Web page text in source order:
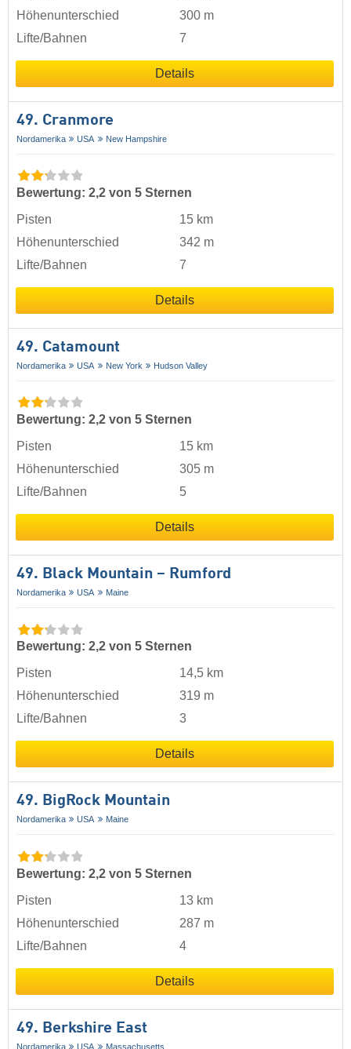
Höhenunterschied
300 m
Lifte/Bahnen
7
Details
49. Cranmore
Nordamerika USA New Hampshire
Bewertung: 2,2 von 5 Sternen
Pisten
15 km
Höhenunterschied
342 m
Lifte/Bahnen
7
Details
49. Catamount
Nordamerika USA New York Hudson Valley
Bewertung: 2,2 von 5 Sternen
Pisten
15 km
Höhenunterschied
305 m
Lifte/Bahnen
5
Details
49. Black Mountain – Rumford
Nordamerika USA Maine
Bewertung: 2,2 von 5 Sternen
Pisten
14,5 km
Höhenunterschied
319 m
Lifte/Bahnen
3
Details
49. BigRock Mountain
Nordamerika USA Maine
Bewertung: 2,2 von 5 Sternen
Pisten
13 km
Höhenunterschied
287 m
Lifte/Bahnen
4
Details
49. Berkshire East
Nordamerika USA Massachusetts